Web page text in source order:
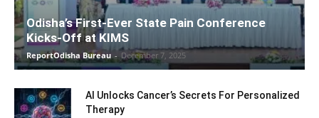
Odisha’s First-Ever State Pain Conference
Kicks-Off at KIMS
ReportOdisha Bureau - December 7, 2025
AI Unlocks Cancer’s Secrets For Personalized
Therapy